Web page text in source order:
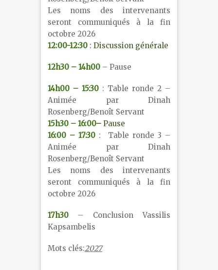
Les noms des intervenants
seront communiqués à la fin
octobre 2026
12:00-12:30 : Discussion générale
12h30 – 14h00 – Pause
14h00 – 15:30 : Table ronde 2 –
Animée par Dinah
Rosenberg/Benoît Servant
15h30 – 16:00– Pause
16:00 – 17:30 : Table ronde 3 –
Animée par Dinah
Rosenberg/Benoît Servant
Les noms des intervenants
seront communiqués à la fin
octobre 2026
17h30 – Conclusion Vassilis
Kapsambelis
Mots clés:2027